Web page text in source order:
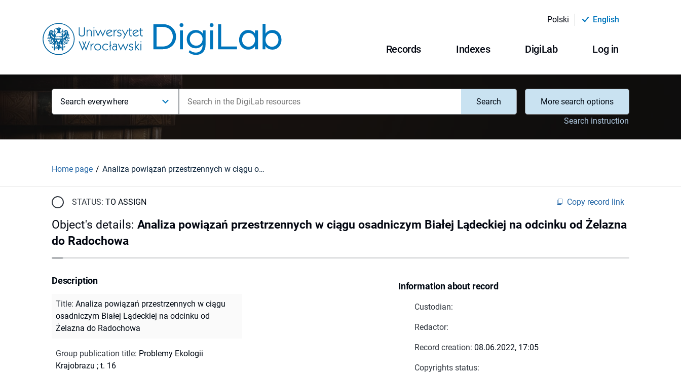
Polski English
Records Indexes DigiLab Log in
Search everywhere Search
More search options
Search instruction
Home page Analiza powiązań przestrzennych w ciągu osadniczym Białej Lądeckiej na odcinku od Żelazna do Radochowa
STATUS: TO ASSIGN Copy record link
Object's details: Analiza powiązań przestrzennych w ciągu osadniczym Białej Lądeckiej na odcinku od Żelazna
do Radochowa
Information about record
Custodian:
Redactor:
Record creation: 08.06.2022, 17:05
Copyrights status:
Description
Title: Analiza powiązań przestrzennych w ciągu
osadniczym Białej Lądeckiej na odcinku od
Żelazna do Radochowa
Group publication title: Problemy Ekologii
Krajobrazu ; t. 16